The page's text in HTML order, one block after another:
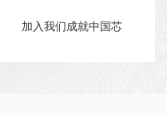
加入我们成就中国芯